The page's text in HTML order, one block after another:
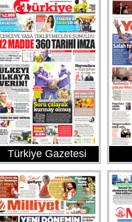
Türkiye Gazetesi